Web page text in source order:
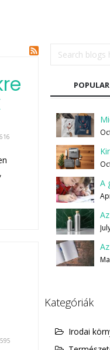
616
595
POPULAR
Kategóriák
Irodai